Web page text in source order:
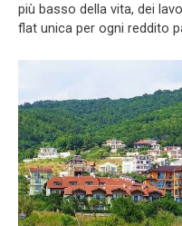
più basso della vita, dei
flat unica per ogni reddito